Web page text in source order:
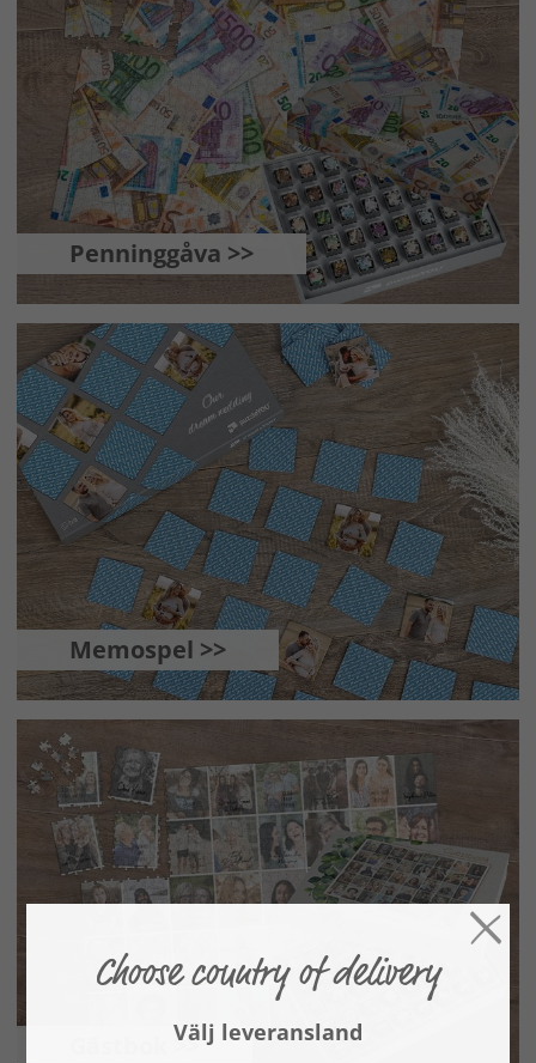
Penninggåva >>
Memospel >>
Gästbok >>